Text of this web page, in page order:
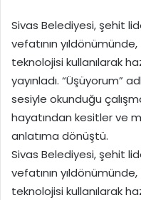
Sivas Belediyesi, şehit
vefatının
teknolojisi kullanılarak
yayınladı. “Üşüyorum”
sesiyle okunduğu
hayatından kesitler ve
anlatıma dönüştü.
Sivas Belediyesi, şehit
vefatının
teknolojisi kullanılarak